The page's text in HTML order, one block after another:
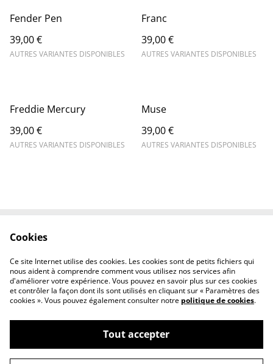
Fender Pen
39,00 €
AUTRES VARIANTES DISPONIBLES
Franc
39,00 €
AUTRES VARIANTES DISPONIBLES
Freddie Mercury
39,00 €
AUTRES VARIANTES DISPONIBLES
Muse
39,00 €
AUTRES VARIANTES DISPONIBLES
Politique de
confidentialité
Politique de cookies
©2026Moa dessins
Cookies
Ce site Internet utilise des cookies. Les cookies sont de petits fichiers qui
nous aident à comprendre comment vous utilisez nos services afin
d'améliorer votre expérience. Vous pouvez en savoir plus sur ces cookies
et contrôler la façon dont ils sont utilisés en cliquant sur « Paramètres des
cookies ». Vous pouvez également consulter notre politique de cookies.
Tout accepter